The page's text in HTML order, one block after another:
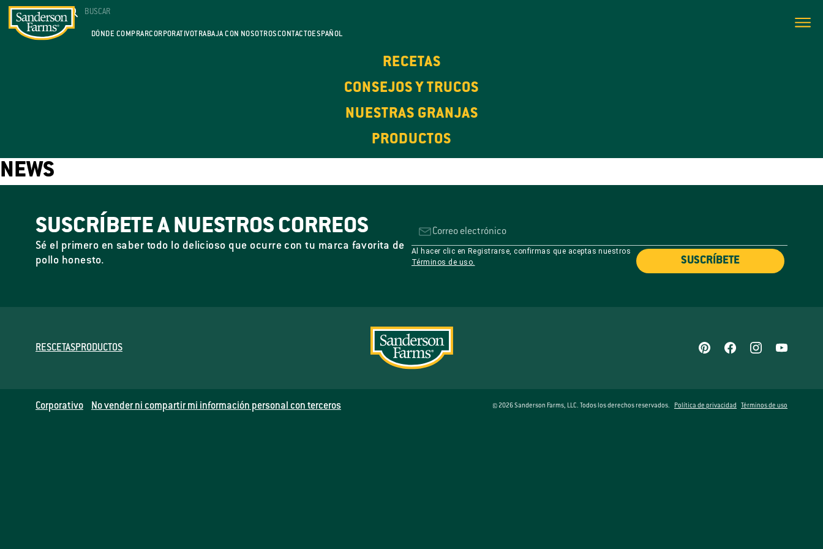
DÓNDE COMPRARCORPORATIVOTRABAJA CON NOSOTROSCONTACTOESPAÑOL
RECETAS
CONSEJOS Y TRUCOS
NUESTRAS GRANJAS
PRODUCTOS
NEWS
SUSCRÍBETE A NUESTROS CORREOS
Sé el primero en saber todo lo delicioso que ocurre con tu marca favorita de
pollo honesto.
Al hacer clic en Registrarse, confirmas que aceptas nuestros
Términos de uso.
SUSCRÍBETE
RESCETASPRODUCTOS
Corporativo No vender ni compartir mi información personal con terceros © 2026 Sanderson Farms, LLC. Todos los derechos reservados. Política de privacidad Términos de uso